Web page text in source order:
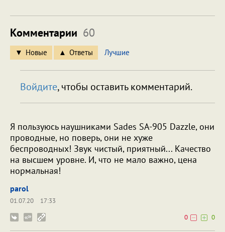
Комментарии 60
Новые Ответы Лучшие
Войдите, чтобы оставить комментарий.
Я пользуюсь наушниками Sades SA-905 Dazzle, они
проводные, но поверь, они не хуже
беспроводных! Звук чистый, приятный... Качество
на высшем уровне. И, что не мало важно, цена
нормальная!
parol
01.07.20
17:33
0
0